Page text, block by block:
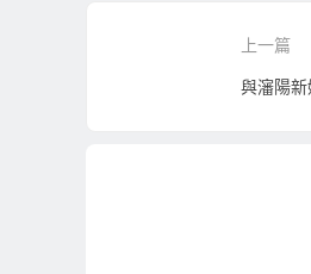
上一篇
與瀋陽新